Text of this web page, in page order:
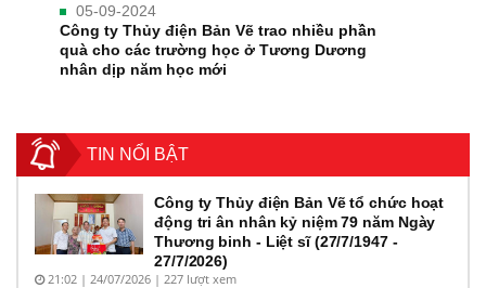
05-09-2024
Công ty Thủy điện Bản Vẽ trao nhiều phần
quà cho các trường học ở Tương Dương
nhân dịp năm học mới
TIN NỔI BẬT
Công ty Thủy điện Bản Vẽ tổ chức hoạt
động tri ân nhân kỷ niệm 79 năm Ngày
Thương binh - Liệt sĩ (27/7/1947 -
27/7/2026)
21:02 | 24/07/2026 | 227 lượt xem